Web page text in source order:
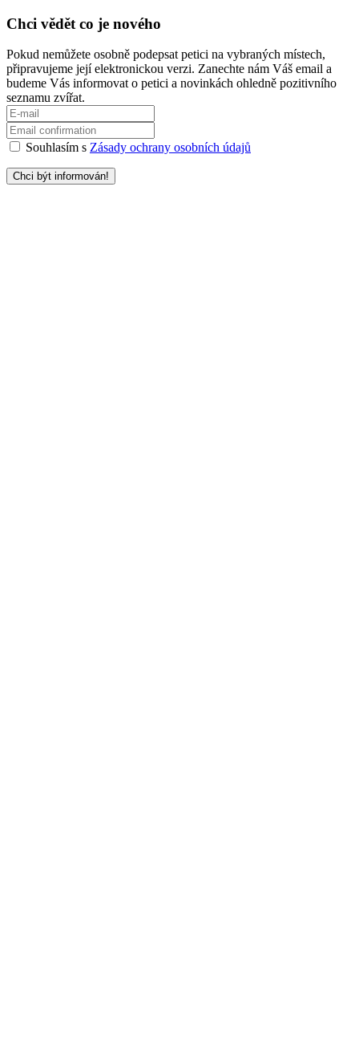
Chci vědět co je nového
Pokud nemůžete osobně podepsat petici na vybraných místech,
připravujeme její elektronickou verzi. Zanechte nám Váš email a
budeme Vás informovat o petici a novinkách ohledně pozitivního
seznamu zvířat.
Souhlasím s Zásady ochrany osobních údajů
Chci být informován!